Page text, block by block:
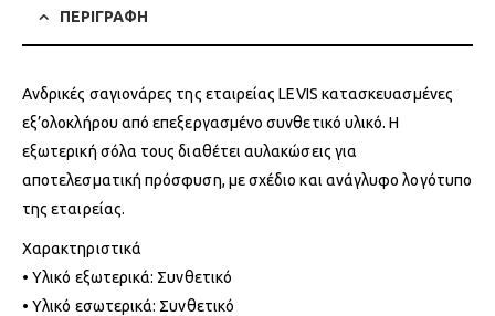
ΠΕΡΙΓΡΑΦΗ
Ανδρικές σαγιονάρες της εταιρείας LEVIS κατασκευασμένες
εξ’ολοκλήρου από επεξεργασμένο συνθετικό υλικό. Η
εξωτερική σόλα τους διαθέτει αυλακώσεις για
αποτελεσματική πρόσφυση, με σχέδιο και ανάγλυφο λογότυπο
της εταιρείας.
Χαρακτηριστικά
• Υλικό εξωτερικά: Συνθετικό
• Υλικό εσωτερικά: Συνθετικό